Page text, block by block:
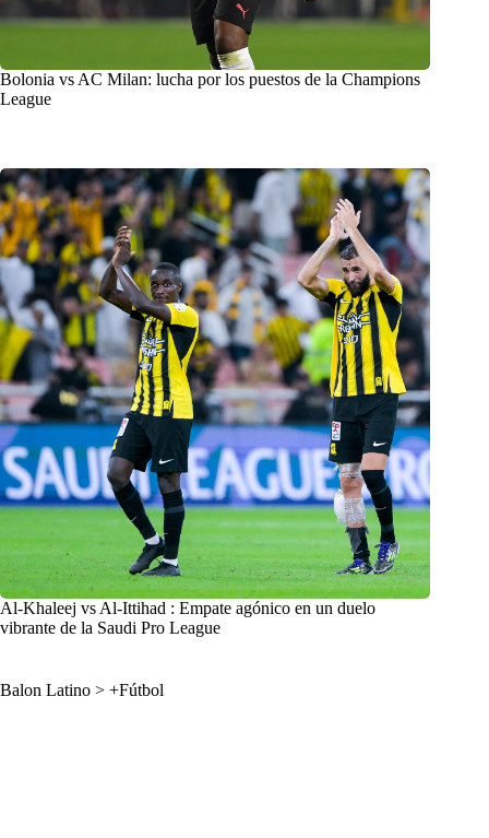
Bolonia vs AC Milan: lucha por los puestos de la Champions
League
Al-Khaleej vs Al-Ittihad : Empate agónico en un duelo
vibrante de la Saudi Pro League
Balon Latino > +Fútbol